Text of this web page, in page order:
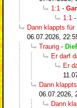
1:1 -
1:1 -
Dann klappts für
06.07.2026,
Traurig -
Er darf
Er
Dann
06.07.2026,
Dann